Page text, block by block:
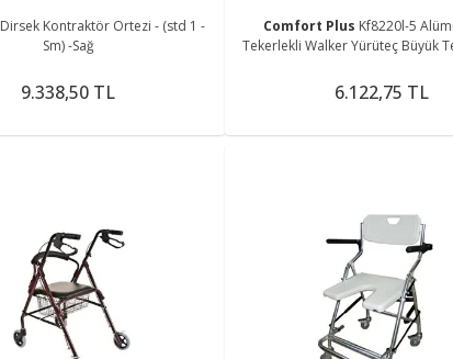
Dirsek Kontraktör Ortezi - (std 1 -
Sm) -Sağ
9.338,50 TL
Comfort Plus Kf8220l-5
Tekerlekli Walker Yürüteç Büyük
6.122,75 TL